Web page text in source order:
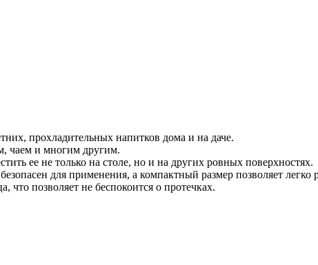
прохладительных напитков дома и на даче.
чаем и многим другим.
ее не только на столе, но и на других ровных поверхностях.
для применения, а компактный размер позволяет
позволяет не беспокоится о протечках.